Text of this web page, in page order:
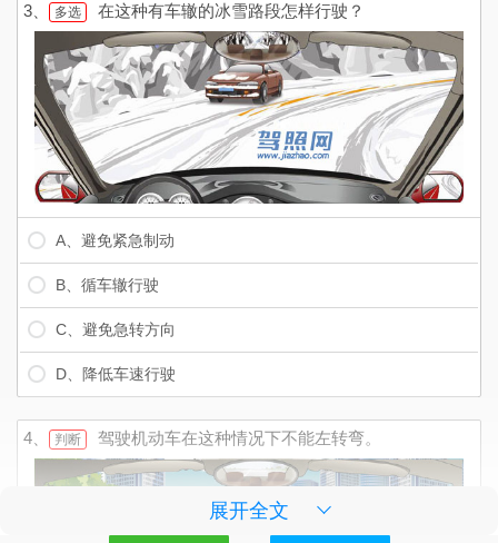
3、 多选 在这种有车辙的冰雪路段怎样行驶？
A、避免紧急制动
B、循车辙行驶
C、避免急转方向
D、降低车速行驶
4、 判断 驾驶机动车在这种情况下不能左转弯。
展开全文